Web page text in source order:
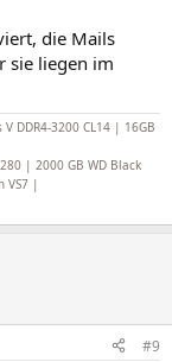
die Mails
sie liegen im
DDR4-3200 CL14 | 16GB
| 2000 GB WD Black
VS7 |
#9